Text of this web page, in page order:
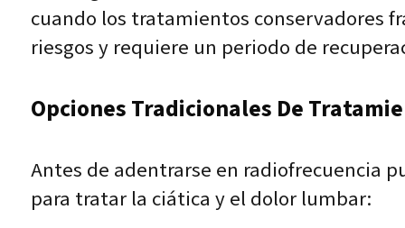
cuando los tratamientos conservadores
riesgos y requiere un periodo de
Opciones Tradicionales De
Antes de adentrarse en radiofrecuencia
para tratar la ciática y el dolor lumbar: